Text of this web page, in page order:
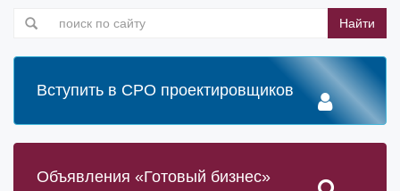
Найти
Вступить в СРО проектировщиков
Объявления «Готовый бизнес»